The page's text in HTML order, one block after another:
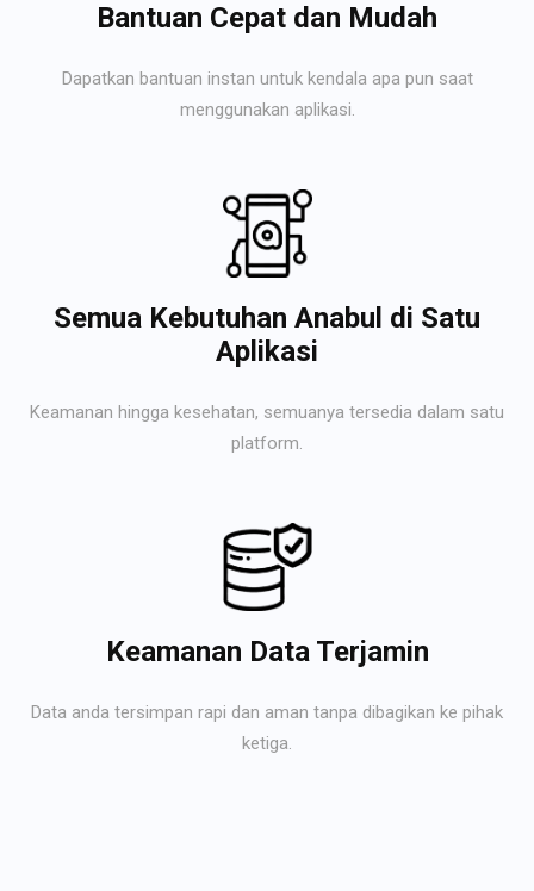
Bantuan Cepat dan Mudah
Dapatkan bantuan instan untuk kendala apa pun saat
menggunakan aplikasi.
Semua Kebutuhan Anabul di Satu
Aplikasi
Keamanan hingga kesehatan, semuanya tersedia dalam satu
platform.
Keamanan Data Terjamin
Data anda tersimpan rapi dan aman tanpa dibagikan ke pihak
ketiga.